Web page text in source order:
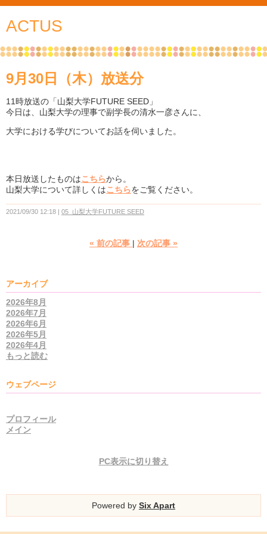
ACTUS
9月30日（木）放送分
11時放送の「山梨大学FUTURE SEED」
今日は、山梨大学の理事で副学長の清水一彦さんに、
大学における学びについてお話を伺いました。
本日放送したものはこちらから。
山梨大学について詳しくはこちらをご覧ください。
2021/09/30 12:18 05_山梨大学FUTURE SEED
« 前の記事 次の記事 »
アーカイブ
2026年8月
2026年7月
2026年6月
2026年5月
2026年4月
もっと読む
ウェブページ
プロフィール
メイン
PC表示に切り替え
Powered by Six Apart